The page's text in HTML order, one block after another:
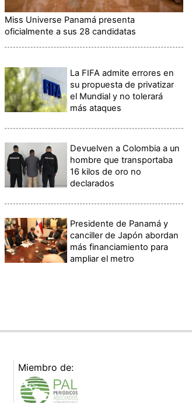
Miss Universe Panamá presenta
oficialmente a sus 28 candidatas
La FIFA admite errores en
su propuesta de privatizar
el Mundial y no tolerará
más ataques
Devuelven a Colombia a un
hombre que transportaba
16 kilos de oro no
declarados
Presidente de Panamá y
canciller de Japón abordan
más financiamiento para
ampliar el metro
Miembro de: